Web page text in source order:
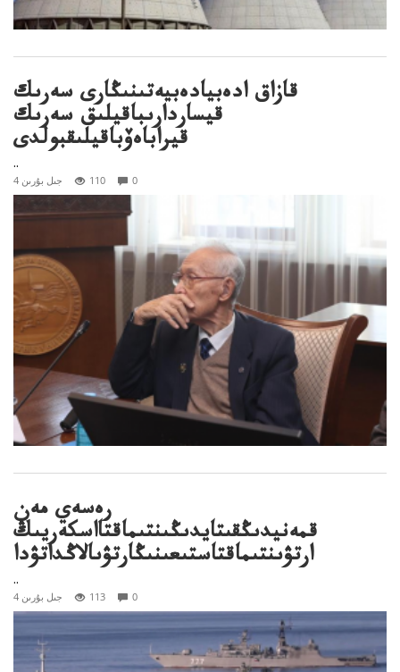
قازاق ادەبيادەبيەتىنىڭارى سەرىك
قيساردارىباقيلىق سەرىك
قيراباەۆباقيلىقبولدى
..
4 جىل بۇرىن 110 0
رەسەي مەن
قمەنيدىڭقىتايدىڭىنتىماقتااسكەريىڭ
ارتۋىنتىماقتاستىعىنىڭارتۋىالاڭداتۋدا
..
4 جىل بۇرىن 113 0